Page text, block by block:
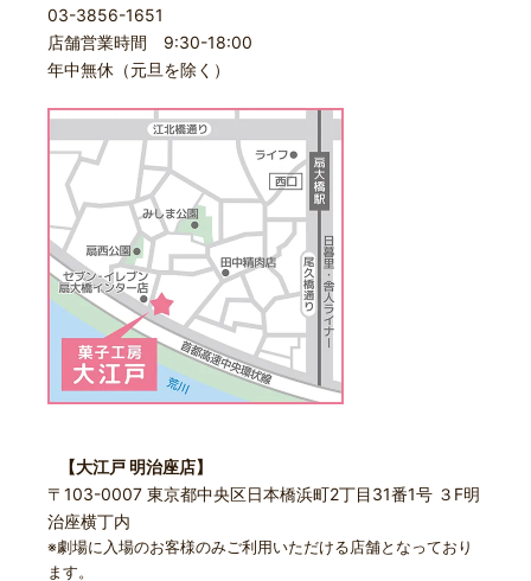
03-3856-1651
店舗営業時間 9:30-18:00
年中無休（元旦を除く）
【大江戸 明治座店】
〒103-0007 東京都中央区日本橋浜町2丁目31番1号 ３F明
治座横丁内
※劇場に入場のお客様のみご利用いただける店舗となっており
ます。